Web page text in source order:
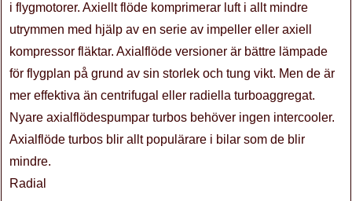
i flygmotorer. Axiellt flöde komprimerar luft i allt mindre
utrymmen med hjälp av en serie av impeller eller axiell
kompressor fläktar. Axialflöde versioner är bättre lämpade
för flygplan på grund av sin storlek och tung vikt. Men de är
mer effektiva än centrifugal eller radiella turboaggregat.
Nyare axialflödespumpar turbos behöver ingen intercooler.
Axialflöde turbos blir allt populärare i bilar som de blir
mindre.
Radial